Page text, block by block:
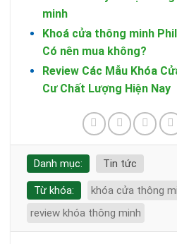
minh
Khoá cửa thông minh
Có nên mua không?
Review Các Mẫu Khóa
Cư Chất Lượng Hiện Nay
Danh mục: Tin tức
Từ khóa: khóa cửa thông
review khóa thông minh